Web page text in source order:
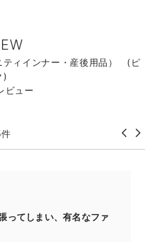
ティインナー・産後用品） (ピ
)
ビュー
ってしまい、有名なファ